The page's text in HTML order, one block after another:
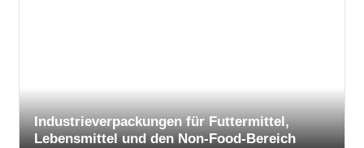
Industrieverpackungen für Futtermittel,
Lebensmittel und den Non-Food-Bereich